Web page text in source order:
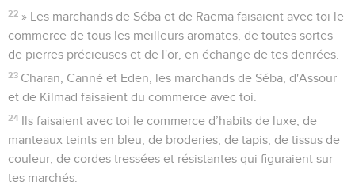
22 » Les marchands de Séba et de Raema faisaient avec toi le
commerce de tous les meilleurs aromates, de toutes sortes
de pierres précieuses et de l'or, en échange de tes denrées.
23 Charan, Canné et Eden, les marchands de Séba, d'Assour
et de Kilmad faisaient du commerce avec toi.
24 Ils faisaient avec toi le commerce d’habits de luxe, de
manteaux teints en bleu, de broderies, de tapis, de tissus de
couleur, de cordes tressées et résistantes qui figuraient sur
tes marchés.